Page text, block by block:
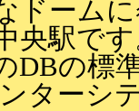
ドーム
央駅で
DBの標
ターシ